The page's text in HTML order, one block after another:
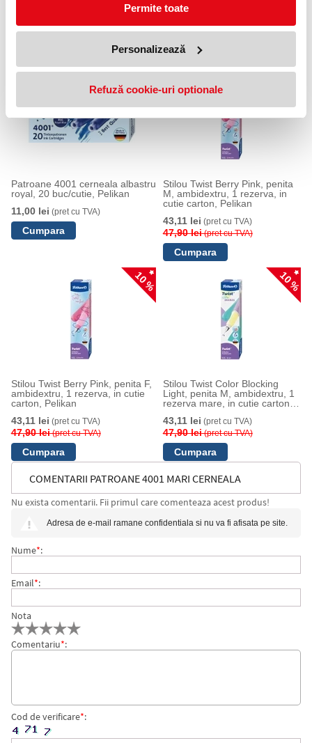
Permite toate
Personalizează
Refuză cookie-uri optionale
Patroane
PRODUSE SIMILARE
Patroane 4001 cerneala albastru
royal, 20 buc/cutie, Pelikan
11,00 lei (pret cu TVA)
Stilou Twist Berry Pink, penita
M, ambidextru, 1 rezerva, in
cutie carton, Pelikan
43,11 lei (pret cu TVA)
47,90 lei(pret cu TVA)
10 %
Stilou Twist Berry Pink, penita F,
ambidextru, 1 rezerva, in cutie
carton, Pelikan
43,11 lei (pret cu TVA)
47,90 lei(pret cu TVA)
10 %
Stilou Twist Color Blocking
Light, penita M, ambidextru, 1
rezerva mare, in cutie carton,
43,11 lei (pret cu TVA)
47,90 lei(pret cu TVA)
COMENTARII PATROANE 4001 MARI CERNEALA
ALBASTRU ROYAL, 18 BUC/CUTIE, PELIKAN
Nu exista comentarii. Fii primul care comenteaza acest produs!
Adresa de e-mail ramane confidentiala si nu va fi afisata pe site.
Nume*:
Email*:
Nota
Comentariu*:
Cod de verificare*: